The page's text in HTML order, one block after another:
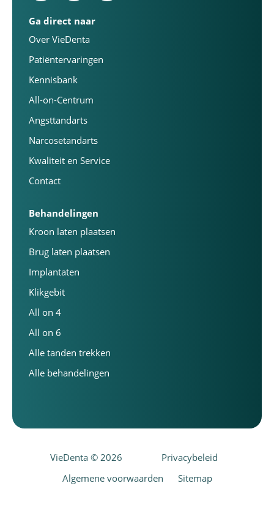
Ga direct naar
Over VieDenta
Patiëntervaringen
Kennisbank
All-on-Centrum
Angsttandarts
Narcosetandarts
Kwaliteit en Service
Contact
Behandelingen
Kroon laten plaatsen
Brug laten plaatsen
Implantaten
Klikgebit
All on 4
All on 6
Alle tanden trekken
Alle behandelingen
VieDenta © 2026
Privacybeleid
Algemene voorwaarden
Sitemap